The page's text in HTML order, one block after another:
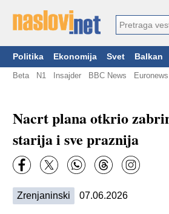
Politika Ekonomija Svet Balkan
Beta N1 Insajder BBC News Euronews
Nacrt plana otkrio
starija i sve praznija
Zrenjaninski 07.06.2026